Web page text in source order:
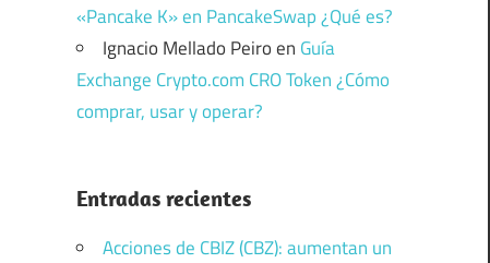
«Pancake K» en PancakeSwap ¿Qué es?
Ignacio Mellado Peiroen Guía
Exchange Crypto.com CRO Token ¿Cómo
comprar, usar y operar?
Entradas recientes
Acciones de CBIZ (CBZ): aumentan un